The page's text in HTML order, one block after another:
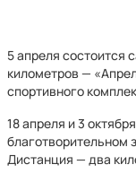
5 апреля состоится
километров —
спортивного
18 апреля и 3
благотворительном
Дистанция — два